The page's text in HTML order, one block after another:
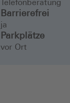
Telefonberatung
Barrierefrei
ja
Parkplätze
vor Ort